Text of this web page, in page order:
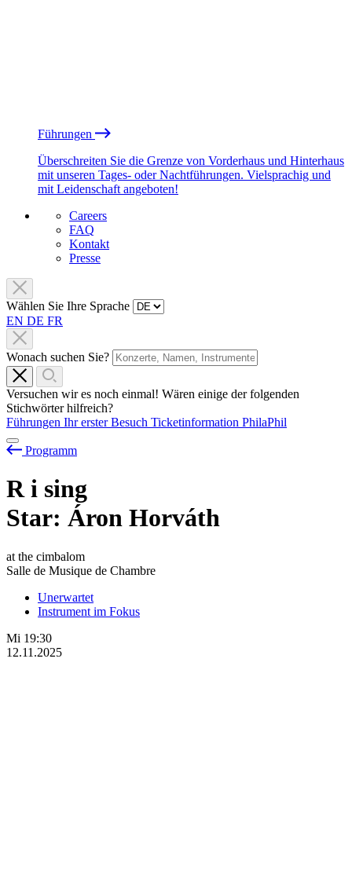
Führungen
Überschreiten Sie die Grenze von Vorderhaus und Hinterhaus
mit unseren Tages- oder Nachtführungen. Vielsprachig und
mit Leidenschaft angeboten!
Careers
FAQ
Kontakt
Presse
Wählen Sie Ihre Sprache
EN DE FR
Wonach suchen Sie?
Versuchen wir es noch einmal! Wären einige der folgenden
Stichwörter hilfreich?
Führungen Ihr erster Besuch Ticketinformation PhilaPhil
Programm
Ri sing
Star: Áron Horváth
at the cimbalom
Salle de Musique de Chambre
Unerwartet
Instrument im Fokus
Mi 19:30
12.11.2025